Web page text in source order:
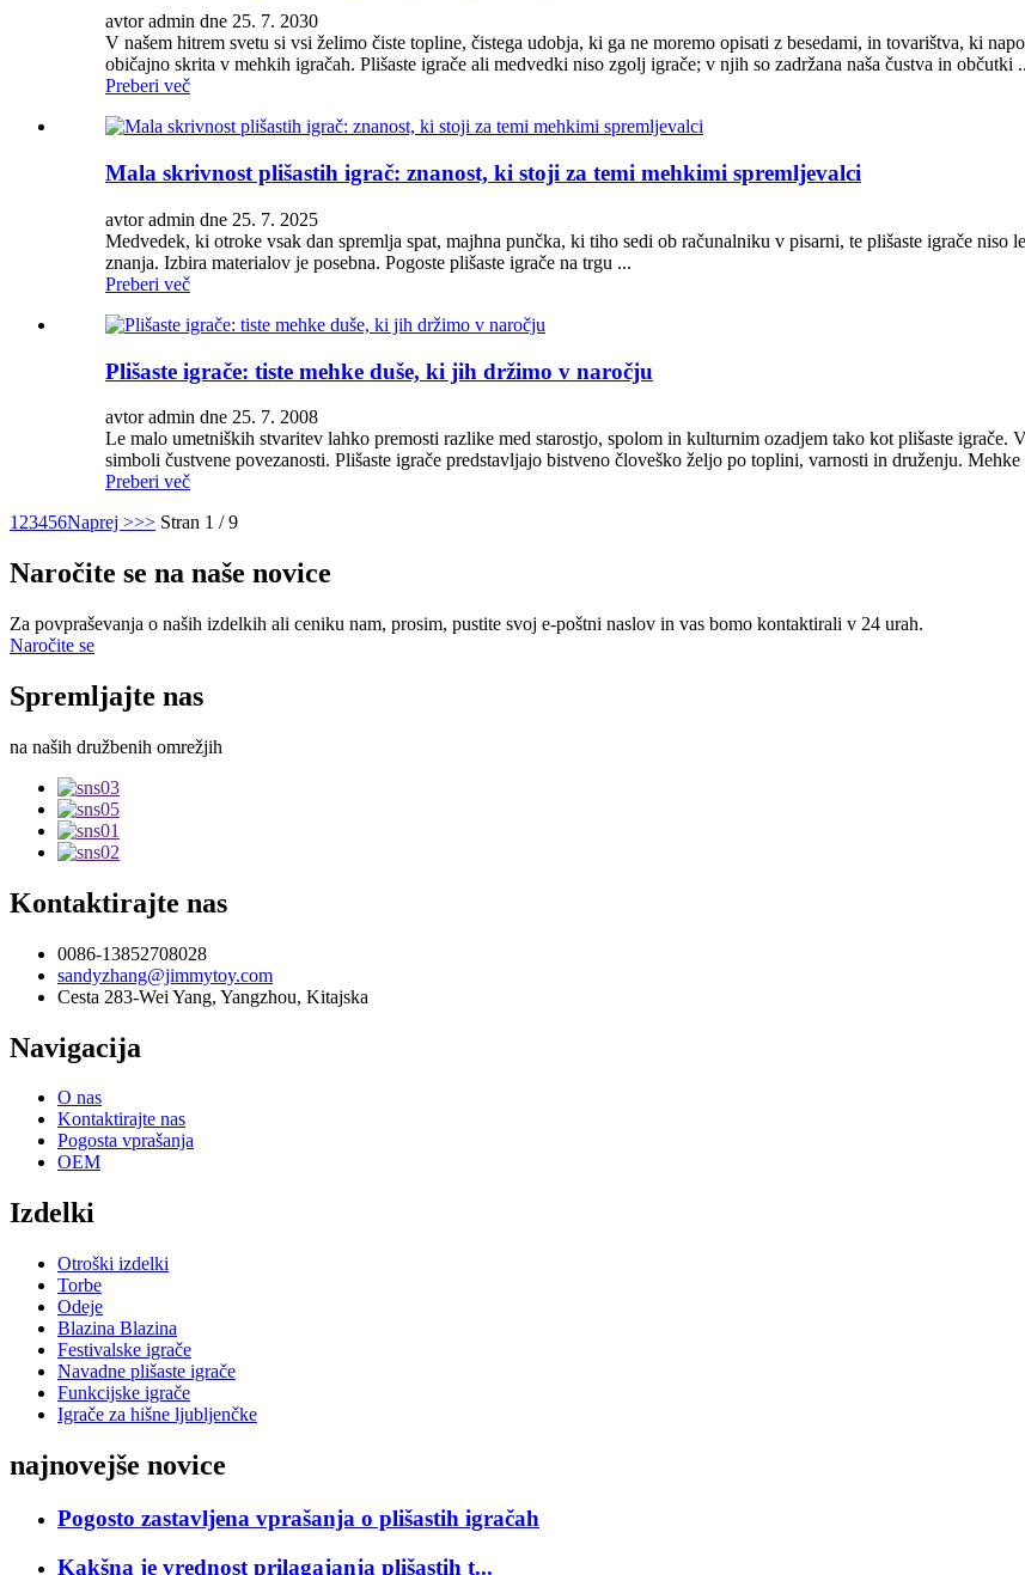
avtor admin dne 25. 7. 2030
V našem hitrem svetu si vsi želimo čiste topline, čistega udobja, ki ga ne moremo opisati z besedami, in tovarištva, ki
običajno skrita v mehkih igračah. Plišaste igrače ali medvedki niso zgolj igrače; v njih so zadržana naša čustva in občutki
Preberi več
Mala skrivnost plišastih igrač: znanost, ki stoji za temi mehkimi spremljevalci
avtor admin dne 25. 7. 2025
Medvedek, ki otroke vsak dan spremlja spat, majhna punčka, ki tiho sedi ob računalniku v pisarni, te plišaste igrače niso
znanja. Izbira materialov je posebna. Pogoste plišaste igrače na trgu ...
Preberi več
Plišaste igrače: tiste mehke duše, ki jih držimo v naročju
avtor admin dne 25. 7. 2008
Le malo umetniških stvaritev lahko premosti razlike med starostjo, spolom in kulturnim ozadjem tako kot plišaste igrače.
simboli čustvene povezanosti. Plišaste igrače predstavljajo bistveno človeško željo po toplini, varnosti in druženju. Mehke
Preberi več
1 23456Naprej >>> Stran 1 / 9
Naročite se na naše novice
Za povpraševanja o naših izdelkih ali ceniku nam, prosim, pustite svoj e-poštni naslov in vas bomo kontaktirali v 24 urah.
Naročite se
Spremljajte nas
na naših družbenih omrežjih
Kontaktirajte nas
0086-13852708028
sandyzhang@jimmytoy.com
Cesta 283-Wei Yang, Yangzhou, Kitajska
Navigacija
O nas
Kontaktirajte nas
Pogosta vprašanja
OEM
Izdelki
Otroški izdelki
Torbe
Odeje
Blazina Blazina
Festivalske igrače
Navadne plišaste igrače
Funkcijske igrače
Igrače za hišne ljubljenčke
najnovejše novice
Pogosto zastavljena vprašanja o plišastih igračah
Kakšna je vrednost prilagajanja plišastih t...